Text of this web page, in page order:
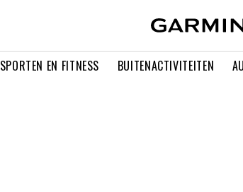
SPORTEN EN FITNESS BUITENACTIVITEITEN